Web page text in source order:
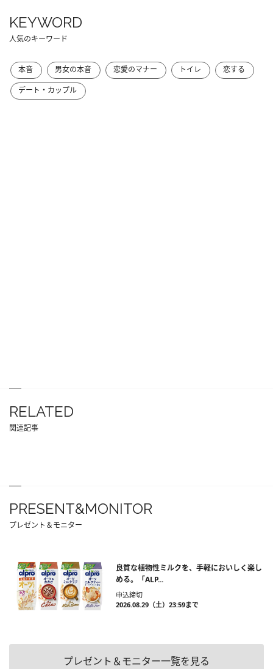
KEYWORD
人気のキーワード
本音 男女の本音 恋愛のマナー トイレ
恋する
デート・カップル
RELATED
関連記事
PRESENT&MONITOR
プレゼント＆モニター
良質な植物性ミルクを、手軽においしく楽し
める。「ALP...
申込締切
2026.08.29（土）23:59まで
プレゼント＆モニター一覧を見る